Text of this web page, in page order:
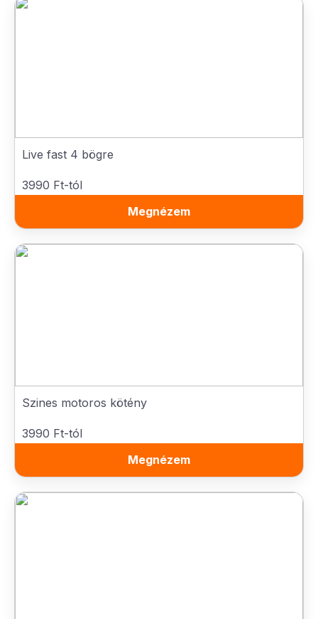
Live fast 4 bögre
3990 Ft-tól
Megnézem
Szines motoros kötény
3990 Ft-tól
Megnézem